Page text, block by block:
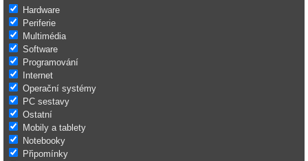
Hardware
Periferie
Multimédia
Software
Programování
Internet
Operační systémy
PC sestavy
Ostatní
Mobily a tablety
Notebooky
Připomínky